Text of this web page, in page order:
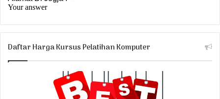
Daftar Harga Kursus Pelatihan Komputer